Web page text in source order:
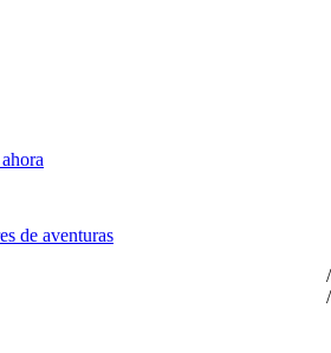
de aventuras